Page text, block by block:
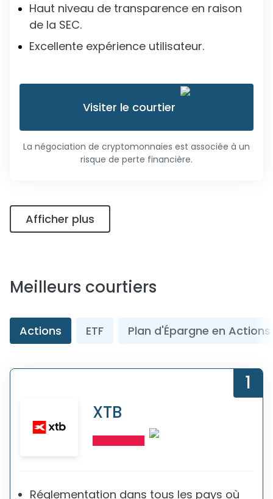
Haut niveau de transparence en raison
de la SEC.
Excellente expérience utilisateur.
Visiter le courtier
La négociation de cryptomonnaies est associée à un
risque de perte financière.
Afficher plus
Meilleurs courtiers
Actions ETF Plan d'Épargne en Actions
1
XTB
Réglementation dans tous les pays où